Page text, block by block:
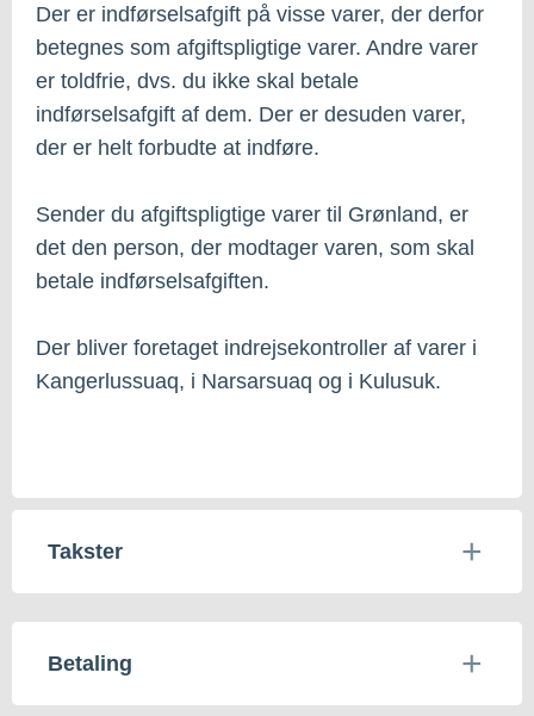
Der er indførselsafgift på visse varer, der derfor
betegnes som afgiftspligtige varer. Andre varer
er toldfrie, dvs. du ikke skal betale
indførselsafgift af dem. Der er desuden varer,
der er helt forbudte at indføre.
Sender du afgiftspligtige varer til Grønland, er
det den person, der modtager varen, som skal
betale indførselsafgiften.
Der bliver foretaget indrejsekontroller af varer i
Kangerlussuaq, i Narsarsuaq og i Kulusuk.
Takster
Betaling